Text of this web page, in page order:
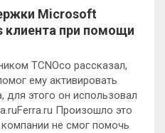
Microsoft
клиента при помощи
TCNOco рассказал,
ему активировать
этого он использовал
Произошло это
не смог помочь